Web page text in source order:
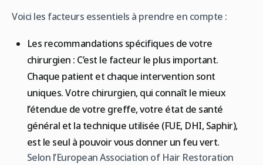
Voici les facteurs essentiels à prendre en compte :
Les recommandations spécifiques de votre
chirurgien : C’est le facteur le plus important.
Chaque patient et chaque intervention sont
uniques. Votre chirurgien, qui connaît le mieux
l’étendue de votre greffe, votre état de santé
général et la technique utilisée (FUE, DHI, Saphir),
est le seul à pouvoir vous donner un feu vert.
Selon l’European Association of Hair Restoration